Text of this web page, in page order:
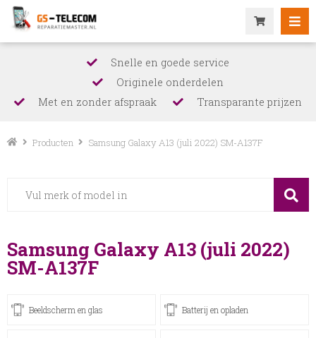
Snelle en goede service
Originele onderdelen
Met en zonder afspraak
Transparante prijzen
Producten Samsung Galaxy A13 (juli 2022) SM-A137F
Samsung Galaxy A13 (juli 2022)
SM-A137F
Beeldscherm en glas Batterij en opladen